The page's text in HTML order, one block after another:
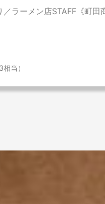
／ラーメン店STAFF《町
当）